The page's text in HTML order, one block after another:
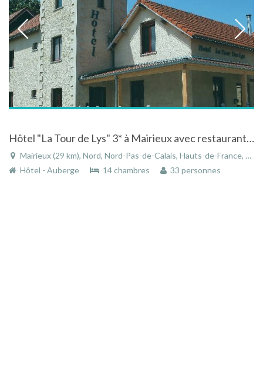
Hôtel "La Tour de Lys" 3* à Mairieux avec restaurant "les 3 entêtes"
Mairieux (29 km), Nord, Nord-Pas-de-Calais, Hauts-de-France, France
Hôtel - Auberge
14 chambres 33 personnes